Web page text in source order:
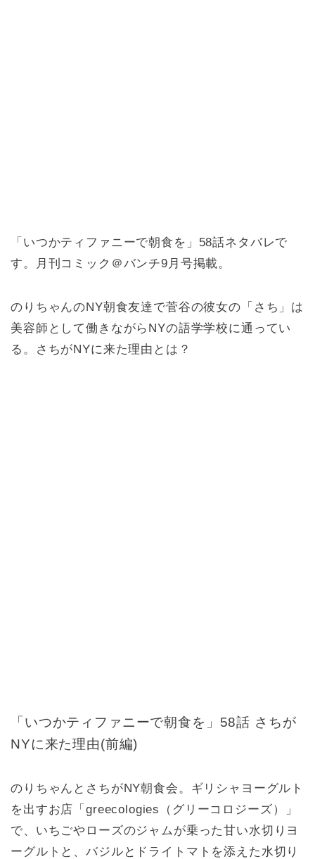
「いつかティファニーで朝食を」58話ネタバレで
す。月刊コミック＠バンチ9月号掲載。
のりちゃんのNY朝食友達で菅谷の彼女の「さち」は
美容師として働きながらNYの語学学校に通ってい
る。さちがNYに来た理由とは？
「いつかティファニーで朝食を」58話 さちが
NYに来た理由(前編)
のりちゃんとさちがNY朝食会。ギリシャヨーグルト
を出すお店「greecologies（グリーコロジーズ）」
で、いちごやローズのジャムが乗った甘い水切りヨ
ーグルトと、バジルとドライトマトを添えた水切り